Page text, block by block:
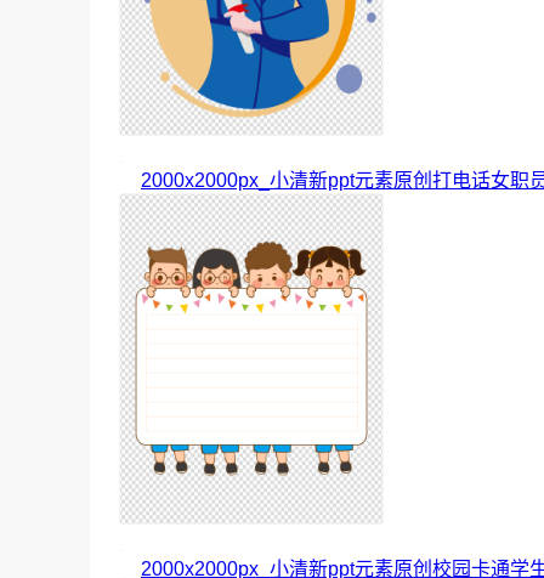
2000x2000px_小清新ppt元素原创打电话女职
2000x2000px_小清新ppt元素原创校园卡通学